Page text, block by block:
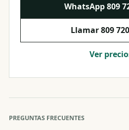
WhatsApp809
Llamar 809
Ver
PREGUNTAS FRECUENTES